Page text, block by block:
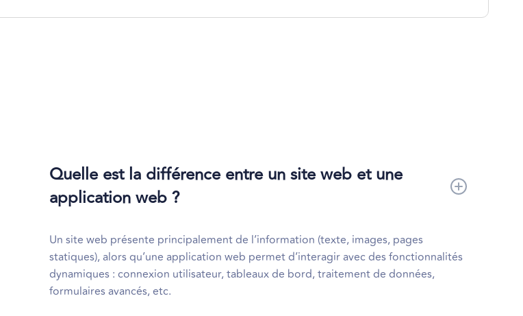
Quelle est la différence entre un site web et une
application web ?
Un site web présente principalement de l’information (texte, images, pages
statiques), alors qu’une application web permet d’interagir avec des fonctionnalités
dynamiques : connexion utilisateur, tableaux de bord, traitement de données,
formulaires avancés, etc.